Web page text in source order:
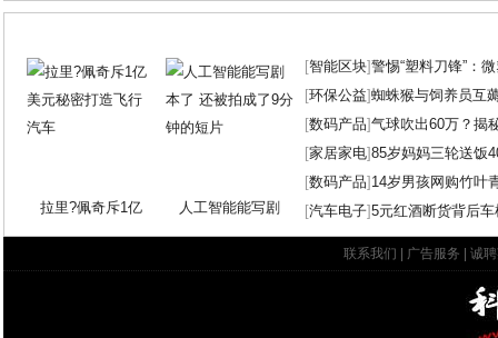
拉里?佩奇斥1亿 人工智能能写剧
[智能区块]警惕“塑料刀锋”：
[环保公益]蜘蛛猴与饲养员互
[数码产品]气球吹出60万？揭
[家居家电]85岁妈妈三轮送饭
[数码产品] 14岁男孩网购竹叶
[汽车电子]5元红酒断货背后
联系我们 广告服务 诚